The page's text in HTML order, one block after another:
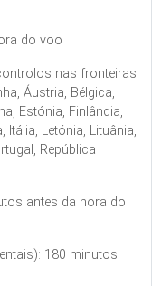
do voo
nas fronteiras
Áustria, Bélgica,
Estónia, Finlândia,
Itália, Letónia, Lituânia,
República
antes da hora do
180 minutos